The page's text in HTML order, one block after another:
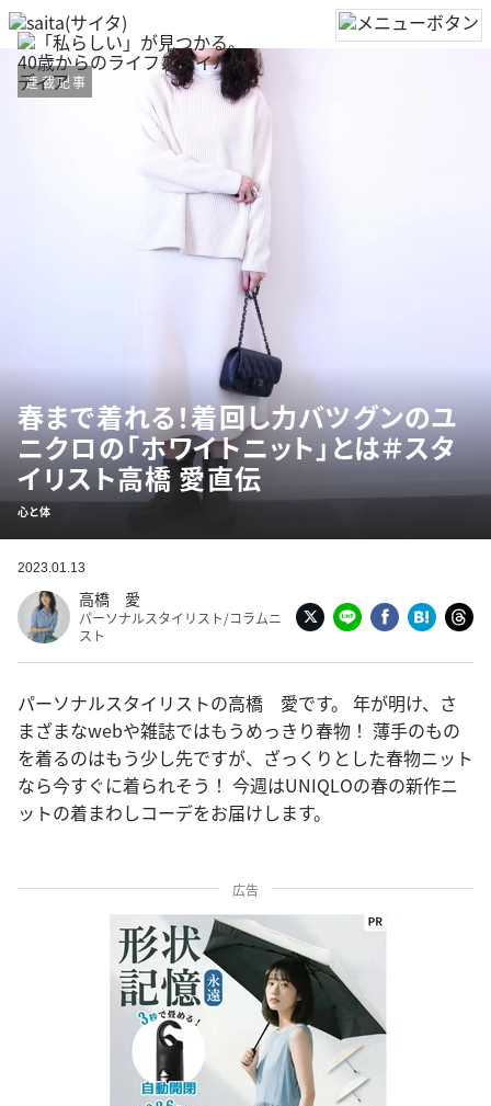
連載記事
春まで着れる！着回し力バツグンのユ
ニクロの「ホワイトニット」とは＃スタ
イリスト高橋 愛直伝
心と体
2023.01.13
高橋 愛
パーソナルスタイリスト/コラムニ
スト
パーソナルスタイリストの高橋 愛です。 年が明け、さ
まざまなwebや雑誌ではもうめっきり春物！ 薄手のもの
を着るのはもう少し先ですが、ざっくりとした春物ニット
なら今すぐに着られそう！ 今週はUNIQLOの春の新作ニ
ットの着まわしコーデをお届けします。
広告